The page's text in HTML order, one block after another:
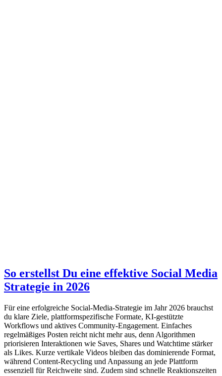
So erstellst Du eine effektive Social Media
Strategie in 2026
Für eine erfolgreiche Social-Media-Strategie im Jahr 2026 brauchst
du klare Ziele, plattformspezifische Formate, KI-gestützte
Workflows und aktives Community-Engagement. Einfaches
regelmäßiges Posten reicht nicht mehr aus, denn Algorithmen
priorisieren Interaktionen wie Saves, Shares und Watchtime stärker
als Likes. Kurze vertikale Videos bleiben das dominierende Format,
während Content-Recycling und Anpassung an jede Plattform
essenziell für Reichweite sind. Zudem sind schnelle Reaktionszeiten